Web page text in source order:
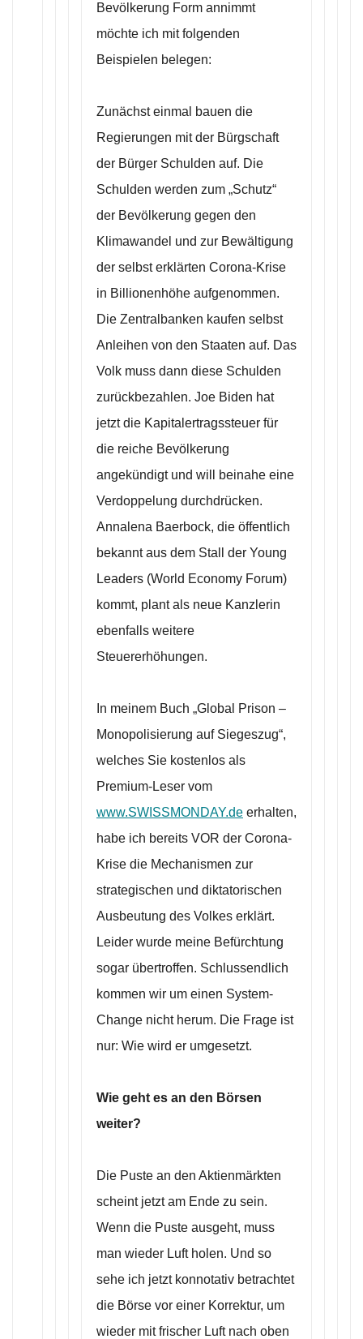
Bevölkerung Form annimmt
möchte ich mit folgenden
Beispielen belegen:
Zunächst einmal bauen die
Regierungen mit der Bürgschaft
der Bürger Schulden auf. Die
Schulden werden zum „Schutz“
der Bevölkerung gegen den
Klimawandel und zur Bewältigung
der selbst erklärten Corona-Krise
in Billionenhöhe aufgenommen.
Die Zentralbanken kaufen selbst
Anleihen von den Staaten auf. Das
Volk muss dann diese Schulden
zurückbezahlen. Joe Biden hat
jetzt die Kapitalertragssteuer für
die reiche Bevölkerung
angekündigt und will beinahe eine
Verdoppelung durchdrücken.
Annalena Baerbock, die öffentlich
bekannt aus dem Stall der Young
Leaders (World Economy Forum)
kommt, plant als neue Kanzlerin
ebenfalls weitere
Steuererhöhungen.
In meinem Buch „Global Prison –
Monopolisierung auf Siegeszug“,
welches Sie kostenlos als
Premium-Leser vom
www.SWISSMONDAY.de erhalten,
habe ich bereits VOR der Corona-
Krise die Mechanismen zur
strategischen und diktatorischen
Ausbeutung des Volkes erklärt.
Leider wurde meine Befürchtung
sogar übertroffen. Schlussendlich
kommen wir um einen System-
Change nicht herum. Die Frage ist
nur: Wie wird er umgesetzt.
Wie geht es an den Börsen
weiter?
Die Puste an den Aktienmärkten
scheint jetzt am Ende zu sein.
Wenn die Puste ausgeht, muss
man wieder Luft holen. Und so
sehe ich jetzt konnotativ betrachtet
die Börse vor einer Korrektur, um
wieder mit frischer Luft nach oben